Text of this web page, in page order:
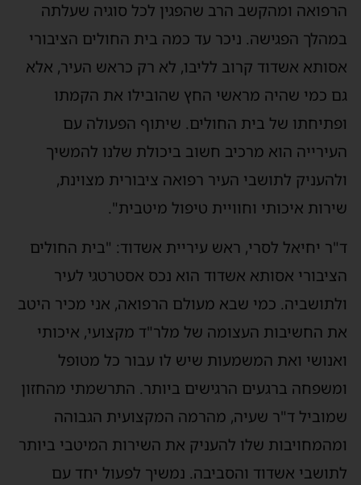
הרפואה ומהקשב הרב שהפגין לכל סוגיה שעלתה
במהלך הפגישה. ניכר עד כמה בית החולים הציבורי
אסותא אשדוד קרוב לליבו, לא רק כראש העיר, אלא
גם כמי שהיה מראשי החץ שהובילו את הקמתו
ופתיחתו של בית החולים. שיתוף הפעולה עם
העירייה הוא מרכיב חשוב ביכולת שלנו להמשיך
ולהעניק לתושבי העיר רפואה ציבורית מצוינת,
שירות איכותי וחוויית טיפול מיטבית".
ד"ר יחיאל לסרי, ראש עיריית אשדוד: "בית החולים
הציבורי אסותא אשדוד הוא נכס אסטרטגי לעיר
ולתושביה. כמי שבא מעולם הרפואה, אני מכיר היטב
את החשיבות העצומה של מלר"ד מקצועי, איכותי
ואנושי ואת המשמעות שיש לו עבור כל מטופל
ומשפחה ברגעים הרגישים ביותר. התרשמתי מהחזון
שמוביל ד"ר שעיה, מהרמה המקצועית הגבוהה
ומהמחויבות שלו להעניק את השירות המיטבי ביותר
לתושבי אשדוד והסביבה. נמשיך לפעול יחד עם